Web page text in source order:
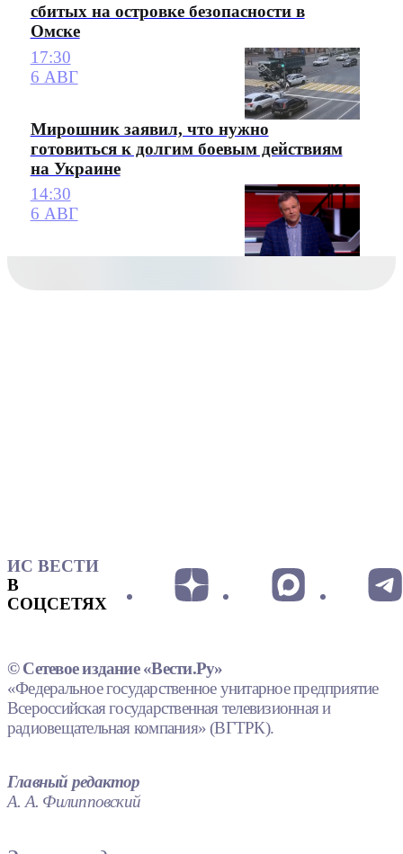
сбитых на островке безопасности в
Омске
17:30
6 АВГ
Мирошник заявил, что нужно
готовиться к долгим боевым действиям
на Украине
14:30
6 АВГ
ИС ВЕСТИ
В
СОЦСЕТЯХ
© Сетевое издание «Вести.Ру»
«Федеральное государственное унитарное предприятие
Всероссийская государственная телевизионная и
радиовещательная компания» (ВГТРК).
Главный редактор
А. А. Филипповский